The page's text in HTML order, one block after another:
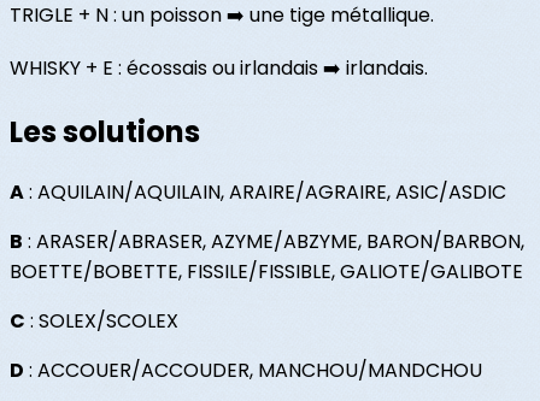
TRIGLE + N : un poisson ➡️ une tige métallique.
WHISKY + E : écossais ou irlandais ➡️ irlandais.
Les solutions
A: AQUILAIN/AQUILAIN, ARAIRE/AGRAIRE, ASIC/ASDIC
B : ARASER/ABRASER, AZYME/ABZYME, BARON/BARBON,
BOETTE/BOBETTE, FISSILE/FISSIBLE, GALIOTE/GALIBOTE
C : SOLEX/SCOLEX
D : ACCOUER/ACCOUDER, MANCHOU/MANDCHOU